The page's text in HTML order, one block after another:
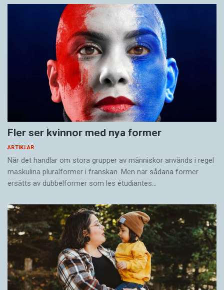
Fler ser kvinnor med nya former
ARTIKLAR
När det handlar om stora grupper av människor används i regel
maskulina pluralformer i franskan. Men när sådana ­former
ersätts av dubbel­former som les étudiantes…